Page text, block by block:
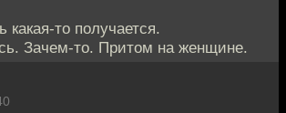
какая-то получается.
Зачем-то. Притом на женщине.